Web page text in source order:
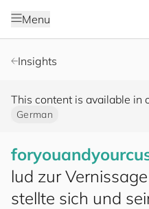
Menu
Insights
This content is available in
German
foryouandyour
lud zur
stellte sich und